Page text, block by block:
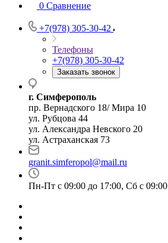
0 Сравнение
+7(978) 305-30-42
Телефоны
+7(978) 305-30-42
Заказать звонок
г. Симферополь
пр. Вернадского 18/ Мира 10
ул. Рубцова 44
ул. Александра Невского 20
ул. Астраханская 73
granit.simferopol@mail.ru
Пн-Пт с 09:00 до 17:00, Сб с